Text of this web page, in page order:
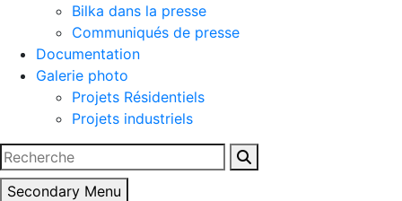
Bilka dans la presse
Communiqués de presse
Documentation
Galerie photo
Projets Résidentiels
Projets industriels
Rechercher :
Secondary Menu